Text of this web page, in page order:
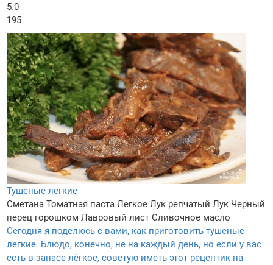
5.0
195
Тушеные легкие
Сметана Томатная паста Легкое Лук репчатый Лук Черный
перец горошком Лавровый лист Сливочное масло
Сегодня я поделюсь с вами, как приготовить тушеные
легкие. Блюдо, конечно, не на каждый день, но если у вас
есть в запасе лёгкое, советую иметь этот рецептик на